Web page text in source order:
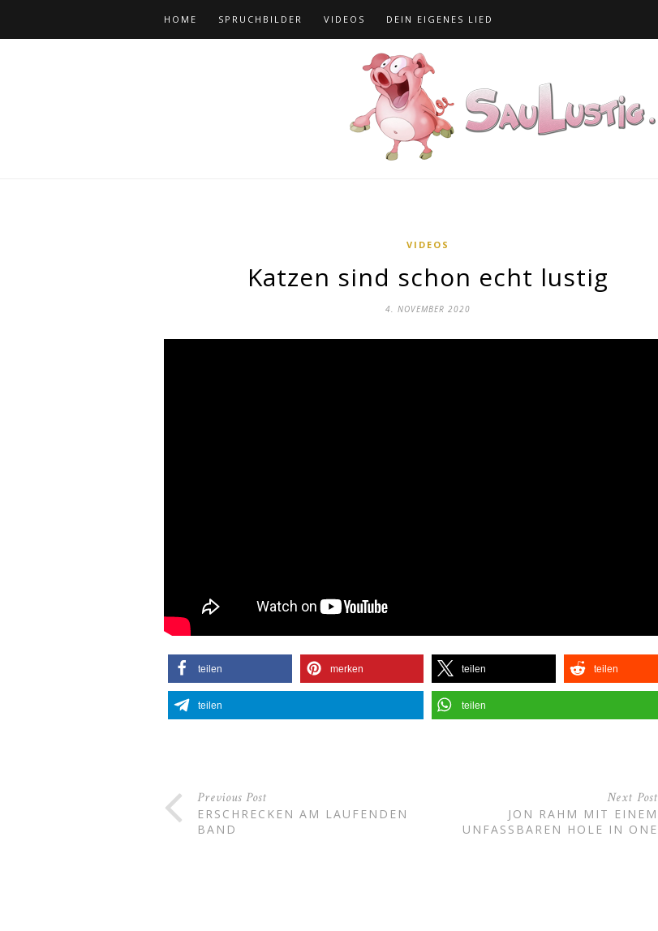
HOME SPRUCHBILDER VIDEOS DEIN EIGENES LIED
VIDEOS
Katzen sind schon echt lustig
4. NOVEMBER 2020
teilen merken teilen teilen
teilen teilen
Previous Post
ERSCHRECKEN AM LAUFENDEN
BAND
Next Post
JON RAHM MIT EINEM
UNFASSBAREN HOLE IN ONE